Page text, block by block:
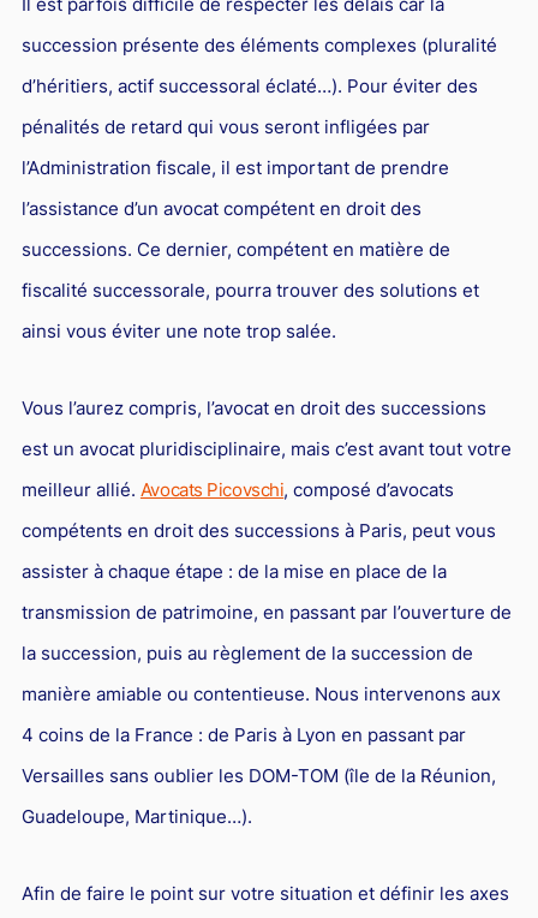
succession présente des éléments complexes (pluralité
d’héritiers, actif successoral éclaté…). Pour éviter des
pénalités de retard qui vous seront infligées par
l’Administration fiscale, il est important de prendre
l’assistance d’un avocat compétent en droit des
successions. Ce dernier, compétent en matière de
fiscalité successorale, pourra trouver des solutions et
ainsi vous éviter une note trop salée.
Vous l’aurez compris, l’avocat en droit des successions
est un avocat pluridisciplinaire, mais c’est avant tout votre
meilleur allié. Avocats Picovschi, composé d’avocats
compétents en droit des successions à Paris, peut vous
assister à chaque étape : de la mise en place de la
transmission de patrimoine, en passant par l’ouverture de
la succession, puis au règlement de la succession de
manière amiable ou contentieuse. Nous intervenons aux
4 coins de la France : de Paris à Lyon en passant par
Versailles sans oublier les DOM-TOM (île de la Réunion,
Guadeloupe, Martinique…).
Afin de faire le point sur votre situation et définir les axes